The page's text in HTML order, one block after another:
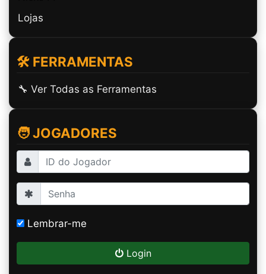
Lojas
🛠️ FERRAMENTAS
🔧 Ver Todas as Ferramentas
🧑 JOGADORES
Lembrar-me
Login